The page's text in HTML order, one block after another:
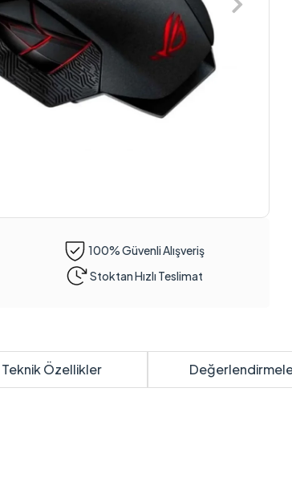
100% Güvenli Alışveriş
Stoktan Hızlı Teslimat
Teknik Özellikler